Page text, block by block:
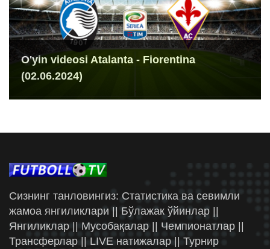
O'yin videosi Atalanta - Fiorentina
(02.06.2024)
Сизнинг танловингиз: Статистика ва севимли
жамоа янгиликлари || Бўлажак ўйинлар ||
Янгиликлар || Мусобақалар || Чемпионатлар ||
Трансферлар || LIVE натижалар || Турнир